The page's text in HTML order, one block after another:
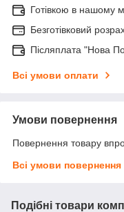
Готівкою в нашому
Безготівковий
Післяплата "Нова
Всі умови оплати
Умови повернення
Повернення товару
Всі умови повернення
Подібні товари